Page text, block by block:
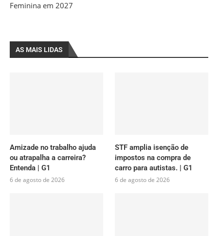
Feminina em 2027
AS MAIS LIDAS
Amizade no trabalho ajuda
ou atrapalha a carreira?
Entenda | G1
6 de agosto de 2026
STF amplia isenção de
impostos na compra de
carro para autistas. | G1
6 de agosto de 2026